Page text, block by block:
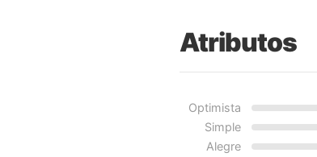
Atributos
Optimista
Simple
Alegre